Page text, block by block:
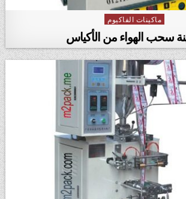
Posted in
ماكينات الفاكيوم
سحب الهواء من الأكياس